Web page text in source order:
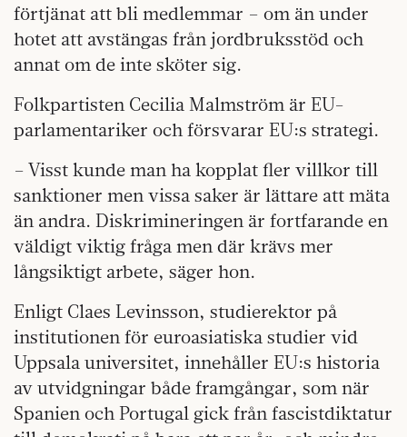
förtjänat att bli medlemmar – om än under
hotet att avstängas från jordbruksstöd och
annat om de inte sköter sig.
Folkpartisten Cecilia Malmström är EU-
parlamentariker och försvarar EU:s strategi.
– Visst kunde man ha kopplat fler villkor till
sanktioner men vissa saker är lättare att mäta
än andra. Diskrimineringen är fortfarande en
väldigt viktig fråga men där krävs mer
långsiktigt arbete, säger hon.
Enligt Claes Levinsson, studierektor på
institutionen för euroasiatiska studier vid
Uppsala universitet, innehåller EU:s historia
av utvidgningar både framgångar, som när
Spanien och Portugal gick från fascistdiktatur